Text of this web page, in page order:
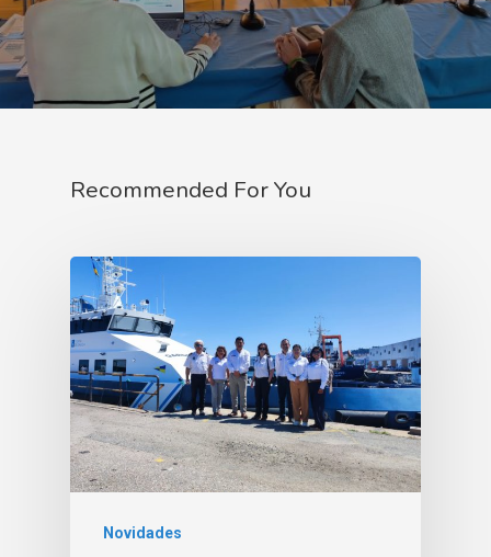
Recommended For You
Novidades